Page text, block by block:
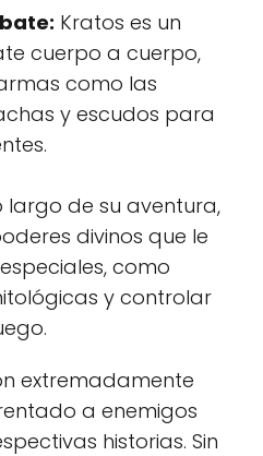
Kratos es un
cuerpo a cuerpo,
como las
y escudos para
largo de su aventura,
divinos que le
como
y controlar
extremadamente
a enemigos
historias. Sin